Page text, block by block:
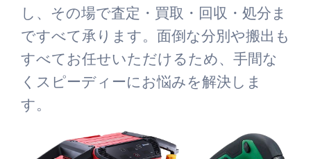
し、その場で査定・買取・回収・処分ま
ですべて承ります。面倒な分別や搬出も
すべてお任せいただけるため、手間な
くスピーディーにお悩みを解決しま
す。